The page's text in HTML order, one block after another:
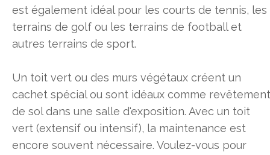
est également idéal pour les courts de tennis, les
terrains de golf ou les terrains de football et
autres terrains de sport.
Un toit vert ou des murs végétaux créent un
cachet spécial ou sont idéaux comme revêtement
de sol dans une salle d'exposition. Avec un toit
vert (extensif ou intensif), la maintenance est
encore souvent nécessaire. Voulez-vous pour